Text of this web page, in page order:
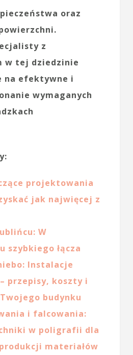
oraz
z
w tej dziedzinie
na efektywne i
wymaganych
projektowania
jak najwięcej z
W
szybkiego łącza
Instalacje
przepisy, koszty i
budynku
i falcowania:
w poligrafii dla
materiałów